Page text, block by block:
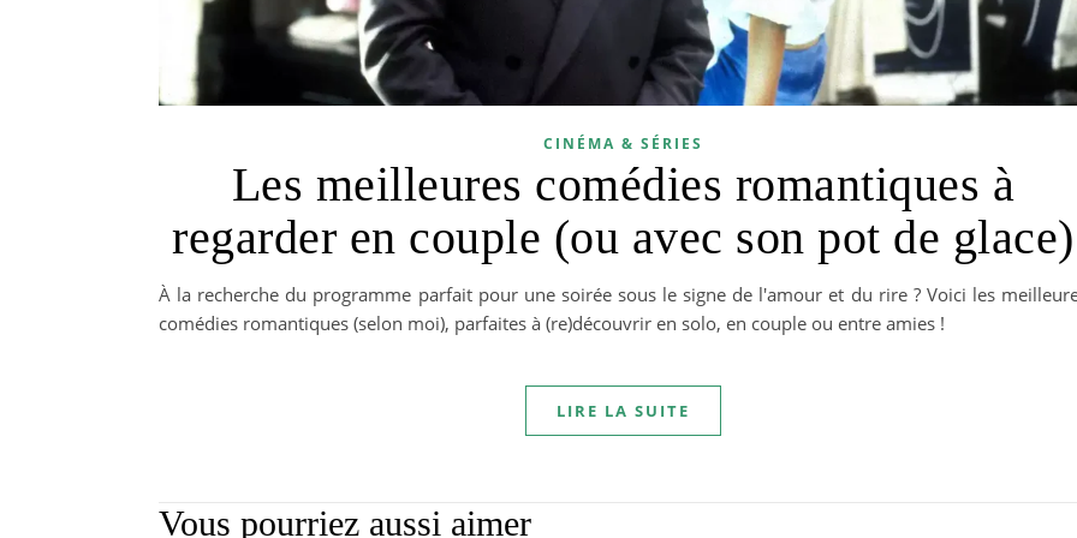
CINÉMA & SÉRIES
Les meilleures comédies romantiques à
regarder en couple (ou avec son pot de glace)
À la recherche du programme parfait pour une soirée sous le signe de l'amour et du rire ? Voici les
comédies romantiques (selon moi), parfaites à (re)découvrir en solo, en couple ou entre amies !
LIRE LA SUITE
Vous pourriez aussi aimer